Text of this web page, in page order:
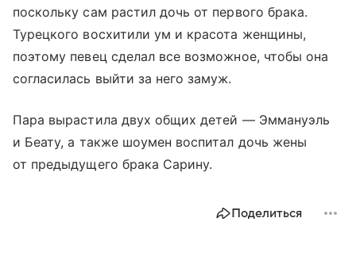
поскольку сам растил дочь от первого брака.
Турецкого восхитили ум и красота женщины,
поэтому певец сделал все возможное, чтобы она
согласилась выйти за него замуж.
Пара вырастила двух общих детей — Эммануэль
и Беату, а также шоумен воспитал дочь жены
от предыдущего брака Сарину.
Поделиться